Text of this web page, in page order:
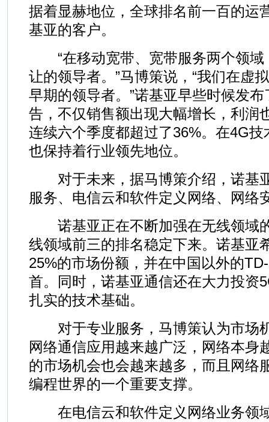
据着显赫地位，全球排名前一百的运
基亚的客户。
“在移动宽带、宽带服务两个领域
让的领导者。”马博策说，“我们在虚
早期的领导者。”诺基亚早些时候发
告，不仅销售额出现大幅增长，利润
连续六个季度都超过了36%。在4G
也保持着行业领先地位。
对于未来，据马博策介绍，诺基
服务、电信云和软件定义网络、网络
诺基亚正在不断加强在无线领域
线领域前三的排名稳定下来。诺基亚
25%的市场份额，并在中国以外的
首。同时，诺基亚通信还在大力投资
扎实的技术基础。
对于专业服务，马博策认为市场
网络通信应用越来越广泛，网络本身
的市场机会也会越来越多，而且网络
编程世界的一个重要支撑。
在电信云和软件定义网络业务领